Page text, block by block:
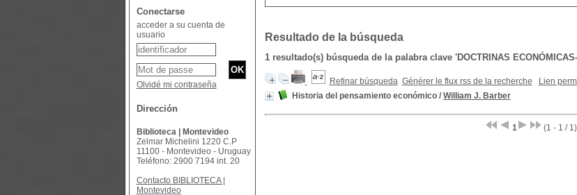
Resultado de la búsqueda
1 resultado(s) búsqueda de la palabra clave 'DOCTRINAS
Refinar búsqueda Générer le flux rss de la recherche Lien
Historia del pensamiento económico/ William J. Barber
1 (1 - 1 / 1)
Conectarse
acceder a su cuenta de
usuario
Olvidé mi contraseña
Dirección
Biblioteca | Montevideo
Zelmar Michelini 1220 C.P
11100 - Montevideo - Uruguay
Teléfono: 2900 7194 int. 20
Contacto BIBLIOTECA |
Montevideo